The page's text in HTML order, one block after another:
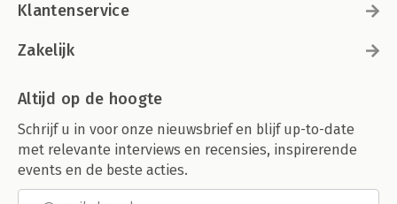
Klantenservice
Zakelijk
Altijd op de hoogte
Schrijf u in voor onze nieuwsbrief en blijf up-to-date
met relevante interviews en recensies, inspirerende
events en de beste acties.